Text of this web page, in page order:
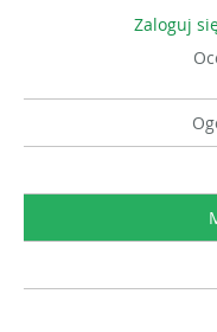
Zaloguj